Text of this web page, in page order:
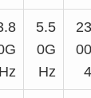
Hz
5.5
0G
Hz
23
00
4